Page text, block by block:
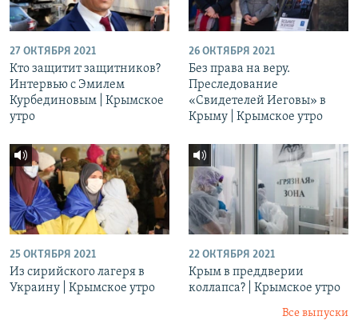
27 ОКТЯБРЯ 2021
Кто защитит защитников?
Интервью с Эмилем
Курбединовым | Крымское
утро
26 ОКТЯБРЯ 2021
Без права на веру.
Преследование
«Свидетелей Иеговы» в
Крыму | Крымское утро
25 ОКТЯБРЯ 2021
Из сирийского лагеря в
Украину | Крымское утро
22 ОКТЯБРЯ 2021
Крым в преддверии
коллапса? | Крымское утро
Все выпуски